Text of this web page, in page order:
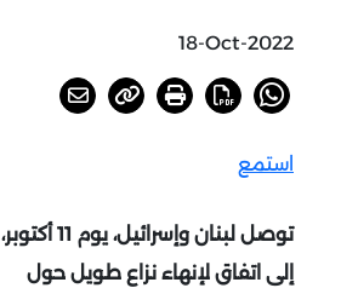
18-Oct-2022
استمع
توصل لبنان وإسرائيل، يوم 11 أكتوبر،
إلى اتفاق لإنهاء نزاع طويل حولعودة